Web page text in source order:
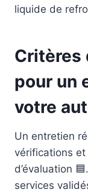
liquide de
Critères
pour un
votre
Un entretien
vérifications
d’évaluation
services